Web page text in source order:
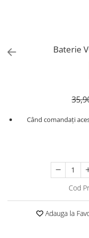
VAAL Vapebar Pro
VAAL Vapebar Pro 800
Baterie
Când comandați
Cod
Adauga la